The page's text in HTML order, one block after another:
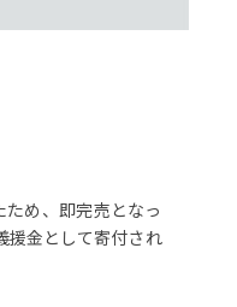
め、即完売となっ
援金として寄付され